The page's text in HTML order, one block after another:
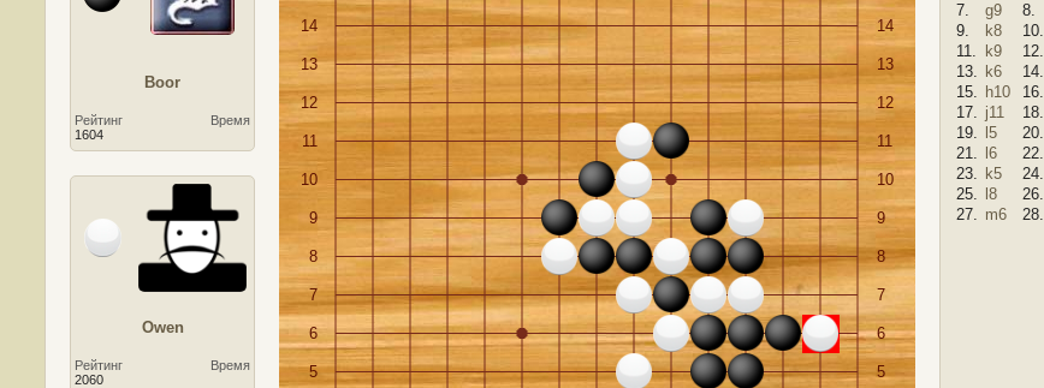
Boor
Рейтинг
Время
1604
Owen
Рейтинг
Время
2060
14 14
13 13
12 12
11 11
10 10
9 9
8 8
7 7
6 6
5 5
7.
g9 8.
9.
k8 10.
11.
k9 12.
13. k6 14.
15. h10 16.
17. j11 18.
19.
l5 20.
21.
l6 22.
23. k5 24.
25.
l8 26.
27. m6 28.